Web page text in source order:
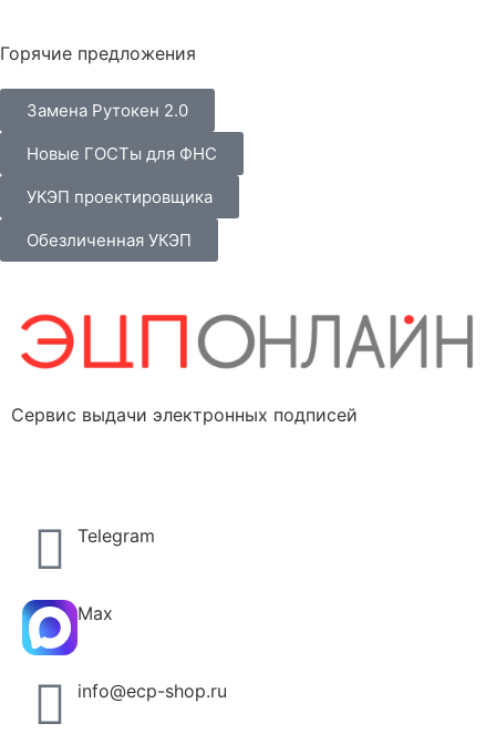
Горячие предложения
Замена Рутокен 2.0
Новые ГОСТы для ФНС
УКЭП проектировщика
Обезличенная УКЭП
Сервис выдачи электронных подписей
Telegram
Max
info@ecp-shop.ru